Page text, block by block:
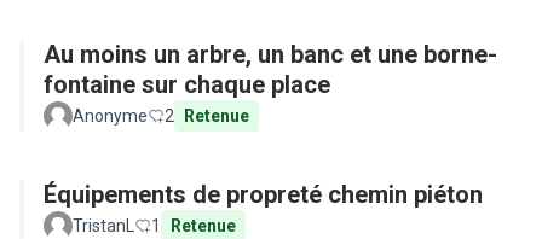
Au moins un arbre, un banc et une borne-
fontaine sur chaque place
Anonyme 2 Retenue
Équipements de propreté chemin piéton
TristanL 1 Retenue